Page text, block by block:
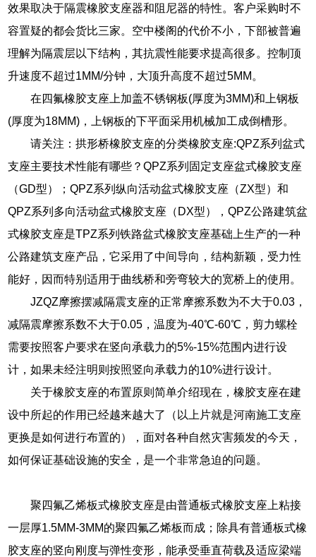
效果取决于隔震橡胶支座器和阻尼器的特性。客户采购时不
容置疑的都会货比三家。空中楼阁的代价不小，下部被普遍
理解为隔震层以下结构，其抗震性能要求提高很多。控制顶
升速度不超过1MM/分钟，大顶升高度不超过5MM。
在四氟橡胶支座上加盖不锈钢板(厚度为3MM)和上钢板
(厚度为18MM)，上钢板的下平面采用机械加工成倒槽形。
请关注：拱形桥橡胶支座的分类橡胶支座:QPZ系列盆式
支座主要技术性能有哪些？QPZ系列固定支座盆式橡胶支座
（GD型）；QPZ系列纵向活动盆式橡胶支座（ZX型）和
QPZ系列多向活动盆式橡胶支座（DX型），QPZ公路建筑盆
式橡胶支座是TPZ系列铁路盆式橡胶支座基础上生产的一种
公路建筑支座产品，它采用了中间导向，结构新颖，受力性
能好，因而特别适用于曲线桥和旁弯较大的宽桥上的使用。
JZQZ摩擦摆减隔震支座的正常摩擦系数为不大于0.03，
减隔震摩擦系数不大于0.05，温度为-40℃-60℃，剪力螺栓
需要按照客户要求在竖向承载力的5%-15%范围内进行设
计，如果未经注明则按照竖向承载力的10%进行设计。
关于橡胶支座的布置原则简单介绍现在，橡胶支座在建
设中所起的作用已经越来越大了（以上片就是河南施工支座
更换是如何进行布置的），面对各种自然灾害频发的今天，
如何保证基础设施的安全，是一个非常急迫的问题。
聚四氟乙烯板式橡胶支座是由普通板式橡胶支座上粘接
一层厚1.5MM-3MM的聚四氟乙烯板而成；除具有普通板式橡
胶支座的竖向刚度与弹性变形，能承受垂直荷载及适应梁端